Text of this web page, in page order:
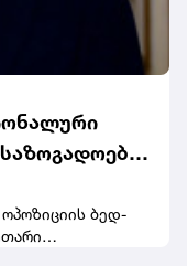
არის
ბედ-